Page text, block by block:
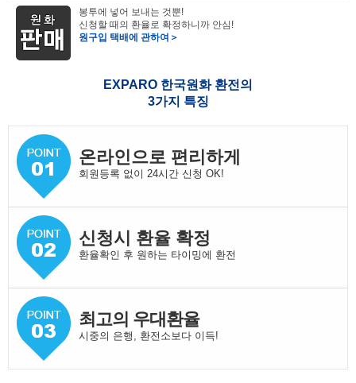
봉투에 넣어 보내는 것뿐!
신청할 때의 환율로 확정하니까 안심!
원구입 택배에 관하여＞
EXPARO 한국원화 환전의
3가지 특징
온라인으로 편리하게
회원등록 없이 24시간 신청 OK!
신청시 환율 확정
환율확인 후 원하는 타이밍에 환전
최고의 우대환율
시중의 은행, 환전소보다 이득!